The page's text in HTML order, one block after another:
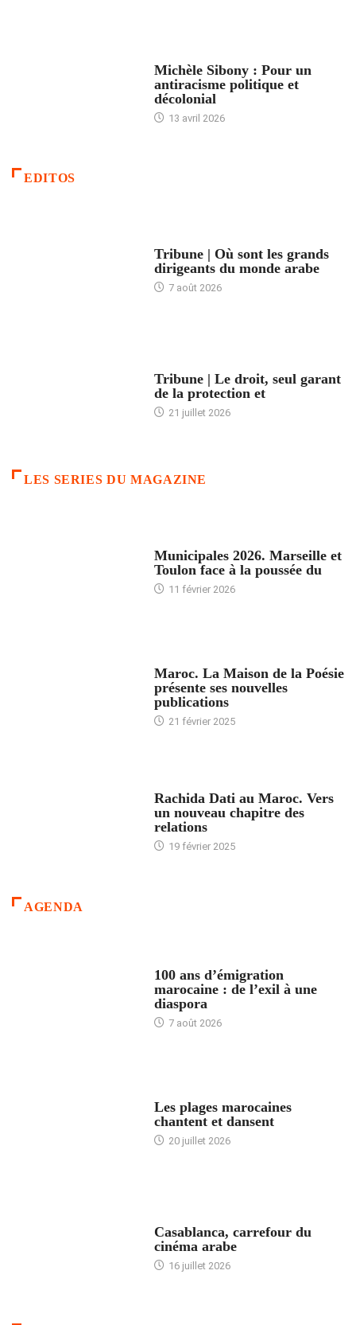
Michèle Sibony : Pour un
antiracisme politique et
décolonial
13 avril 2026
EDITOS
Tribune | Où sont les grands
dirigeants du monde arabe
7 août 2026
Tribune | Le droit, seul garant
de la protection et
21 juillet 2026
LES SERIES DU MAGAZINE
Municipales 2026. Marseille et
Toulon face à la poussée du
11 février 2026
Maroc. La Maison de la Poésie
présente ses nouvelles
publications
21 février 2025
Rachida Dati au Maroc. Vers
un nouveau chapitre des
relations
19 février 2025
AGENDA
100 ans d’émigration
marocaine : de l’exil à une
diaspora
7 août 2026
Les plages marocaines
chantent et dansent
20 juillet 2026
Casablanca, carrefour du
cinéma arabe
16 juillet 2026